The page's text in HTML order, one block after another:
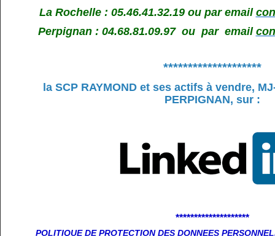
La Rochelle : 05.46.41.32.19 ou par email
Perpignan : 04.68.81.09.97 ou par email
********************
la SCP RAYMOND et ses actifs à vendre,
PERPIGNAN, sur :
********************
POLITIQUE DE PROTECTION DES DONNEES